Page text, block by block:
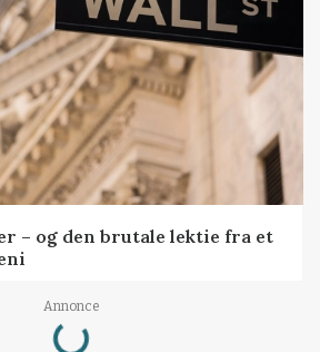
– og den brutale lektie fra et
Annonce
Loading...